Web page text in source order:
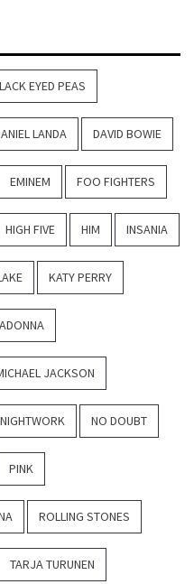
EYED PEAS
LANDA DAVID BOWIE
EMINEM FOO FIGHTERS
HIGH FIVE HIM INSANIA
KATY PERRY
JACKSON
NIGHTWORK NO DOUBT
PINK
ROLLING STONES
TARJA TURUNEN